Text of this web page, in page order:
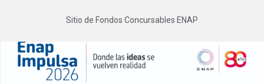
Sitio de Fondos Concursables ENAP